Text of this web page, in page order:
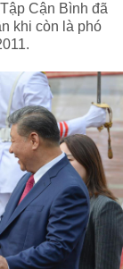
Cận Bình đã
khi còn là phó